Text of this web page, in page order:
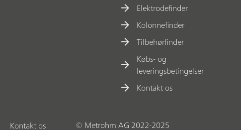
Elektrodefinder
Kolonnefinder
Tilbehørfinder
Købs- og
leveringsbetingelser
Kontakt os
Kontakt os © Metrohm AG 2022-2025